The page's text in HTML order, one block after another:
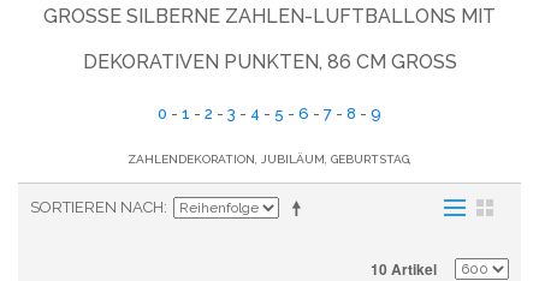
GROSSE SILBERNE ZAHLEN-LUFTBALLONS MIT D
EKORATIVEN PUNKTEN, 86 CM GROSS
0 - 1 - 2 - 3 - 4 - 5 - 6 - 7 - 8 - 9
ZAHLENDEKORATION, JUBILÄUM, GEBURTSTAG,
SORTIEREN NACH
10 Artikel